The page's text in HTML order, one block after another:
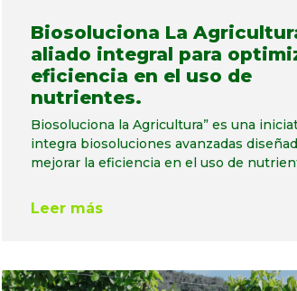
Biosoluciona La
aliado integral para
eficiencia en el uso de
nutrientes.
Biosoluciona la Agricultura” es una
integra biosoluciones avanzadas
mejorar la eficiencia en el uso de
Leer más